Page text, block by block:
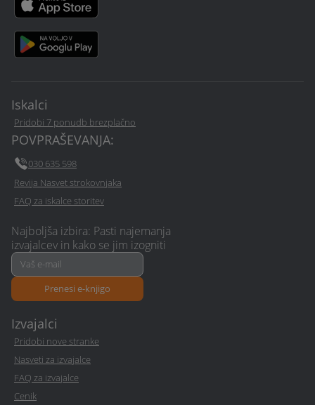
Iskalci
Pridobi 7 ponudb brezplačno
POVPRAŠEVANJA:
030 635 598
Revija Nasvet strokovnjaka
FAQ za iskalce storitev
Najboljša izbira: Pasti najemanja
izvajalcev in kako se jim izogniti
Prenesi e-knjigo
Izvajalci
Pridobi nove stranke
Nasveti za izvajalce
FAQ za izvajalce
Cenik